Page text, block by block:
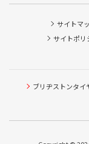
サイトマ
サイトポリ
ブリヂストンタイ